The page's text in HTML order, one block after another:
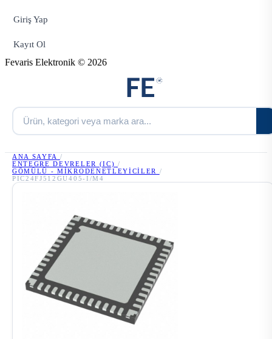
Giriş Yap
Kayıt Ol
Fevaris Elektronik © 2026
ANA SAYFA /
ENTEGRE DEVRELER (IC) /
GÖMÜLÜ - MIKRODENETLEYICILER
/
PIC24FJ512GU405-I/M4